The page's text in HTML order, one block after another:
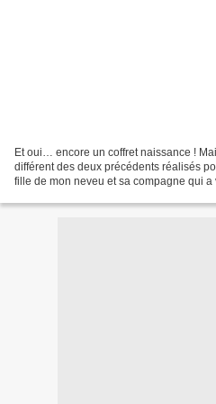
Et oui… encore un coffret naissance !
différent des deux précédents réalisés
fille de mon neveu et sa compagne qui